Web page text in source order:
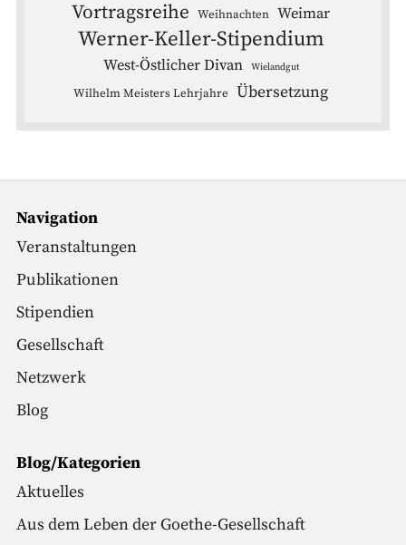
Vortragsreihe Weihnachten Weimar
Werner-Keller-Stipendium
West-Östlicher Divan Wielandgut
Wilhelm Meisters Lehrjahre Übersetzung
Navigation
Veranstaltungen
Publikationen
Stipendien
Gesellschaft
Netzwerk
Blog
Blog/Kategorien
Aktuelles
Aus dem Leben der Goethe-Gesellschaft